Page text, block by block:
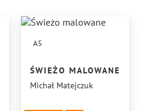
A5
ŚWIEŻO MALOWANE
Michał Matejczuk